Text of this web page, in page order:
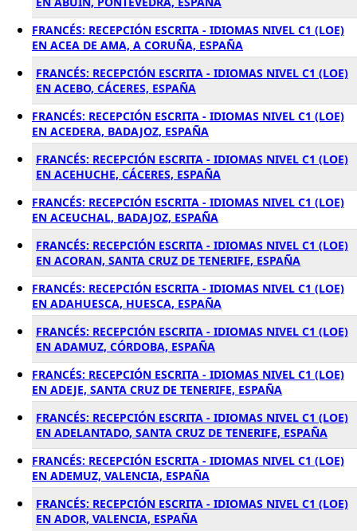
FRANCÉS: RECEPCIÓN ESCRITA - IDIOMAS NIVEL C1 (LOE)
EN ACEA DE AMA, A CORUÑA, ESPAÑA
FRANCÉS: RECEPCIÓN ESCRITA - IDIOMAS NIVEL C1 (LOE)
EN ACEBO, CÁCERES, ESPAÑA
FRANCÉS: RECEPCIÓN ESCRITA - IDIOMAS NIVEL C1 (LOE)
EN ACEDERA, BADAJOZ, ESPAÑA
FRANCÉS: RECEPCIÓN ESCRITA - IDIOMAS NIVEL C1 (LOE)
EN ACEHUCHE, CÁCERES, ESPAÑA
FRANCÉS: RECEPCIÓN ESCRITA - IDIOMAS NIVEL C1 (LOE)
EN ACEUCHAL, BADAJOZ, ESPAÑA
FRANCÉS: RECEPCIÓN ESCRITA - IDIOMAS NIVEL C1 (LOE)
EN ACORAN, SANTA CRUZ DE TENERIFE, ESPAÑA
FRANCÉS: RECEPCIÓN ESCRITA - IDIOMAS NIVEL C1 (LOE)
EN ADAHUESCA, HUESCA, ESPAÑA
FRANCÉS: RECEPCIÓN ESCRITA - IDIOMAS NIVEL C1 (LOE)
EN ADAMUZ, CÓRDOBA, ESPAÑA
FRANCÉS: RECEPCIÓN ESCRITA - IDIOMAS NIVEL C1 (LOE)
EN ADEJE, SANTA CRUZ DE TENERIFE, ESPAÑA
FRANCÉS: RECEPCIÓN ESCRITA - IDIOMAS NIVEL C1 (LOE)
EN ADELANTADO, SANTA CRUZ DE TENERIFE, ESPAÑA
FRANCÉS: RECEPCIÓN ESCRITA - IDIOMAS NIVEL C1 (LOE)
EN ADEMUZ, VALENCIA, ESPAÑA
FRANCÉS: RECEPCIÓN ESCRITA - IDIOMAS NIVEL C1 (LOE)
EN ADOR, VALENCIA, ESPAÑA